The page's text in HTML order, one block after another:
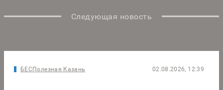
Следующая новость
БЕСПолезная Казань 02.08.2026, 12:39